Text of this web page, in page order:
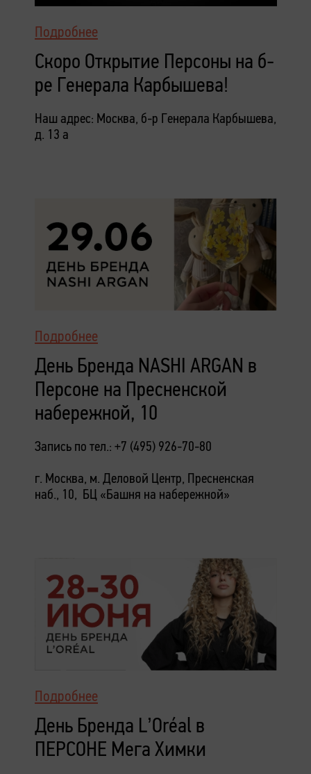
Подробнее
Скоро Открытие Персоны на б-
ре Генерала Карбышева!
Наш адрес: Москва, б-р Генерала Карбышева,
д. 13 а
Подробнее
День Бренда NASHI ARGAN в
Персоне на Пресненской
набережной, 10
Запись по тел.: +7 (495) 926-70-80
г. Москва, м. Деловой Центр, Пресненская
наб., 10, БЦ «Башня на набережной»
Подробнее
День Бренда L’Oréal в
ПЕРСОНЕ Мега Химки